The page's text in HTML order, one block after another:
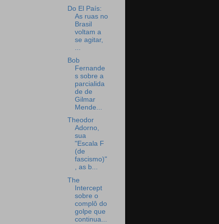
Do El País:
As ruas no
Brasil
voltam a
se agitar,
...
Bob
Fernande
s sobre a
parcialida
de de
Gilmar
Mende...
Theodor
Adorno,
sua
"Escala F
(de
fascismo)"
, as b...
The
Intercept
sobre o
complô do
golpe que
continua...